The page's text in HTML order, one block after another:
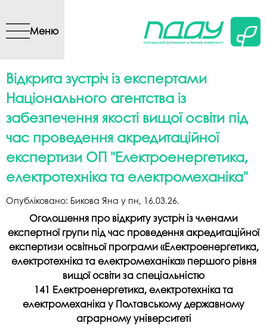
вмісту
Меню
Відкрита зустріч із експертами
Національного агентства із
забезпечення якості вищої освіти під
час проведення акредитаційної
експертизи ОП "Електроенергетика,
електротехніка та електромеханіка"
Опубліковано: Бикова Яна у пн, 16.03.26.
Оголошення про відкриту зустріч із членами
експертної групи під час проведення акредитаційної
експертизи освітньої програми «Електроенергетика,
електротехніка та електромеханіка» першого рівня
вищої освіти за спеціальністю
141 Електроенергетика, електротехніка та
електромеханіка у Полтавському державному
аграрному університеті